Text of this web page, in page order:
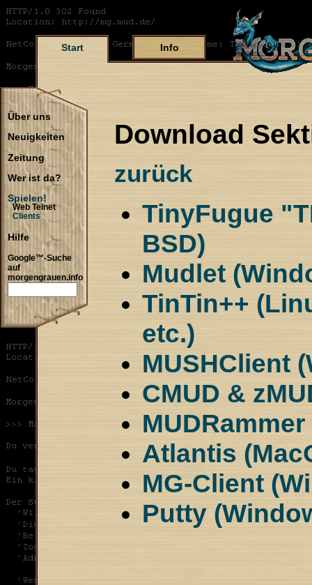
Start Info
Über uns
Neuigkeiten
Zeitung
Wer ist da?
Spielen!
Web Telnet
Clients
Hilfe
Google™-Suche
auf
morgengrauen.info
Download
zurück
TinyFugue
BSD)
Mudlet
TinTin++
etc.)
MUSHClient
CMUD &
MUDRammer
Atlantis
MG-Client
Putty